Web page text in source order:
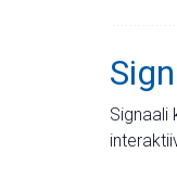
Signaali